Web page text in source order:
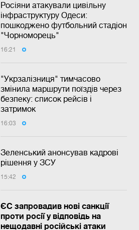
Росіяни атакували цивільну
інфраструктуру Одеси:
пошкоджено футбольний стадіон
"Чорноморець"
16:21
"Укрзалізниця" тимчасово
змінила маршрути поїздів через
безпеку: список рейсів і
затримок
16:03
Зеленський анонсував кадрові
рішення у ЗСУ
15:42
ЄС запровадив нові санкції
проти росії у відповідь на
нещодавні російські атаки